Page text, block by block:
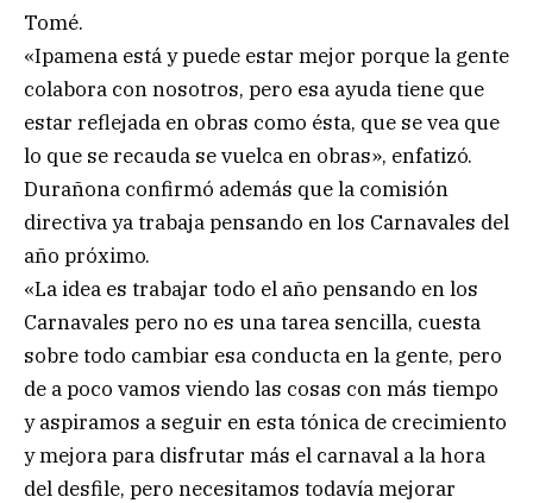
Tomé.
«Ipamena está y puede estar mejor porque la gente
colabora con nosotros, pero esa ayuda tiene que
estar reflejada en obras como ésta, que se vea que
lo que se recauda se vuelca en obras», enfatizó.
Durañona confirmó además que la comisión
directiva ya trabaja pensando en los Carnavales del
año próximo.
«La idea es trabajar todo el año pensando en los
Carnavales pero no es una tarea sencilla, cuesta
sobre todo cambiar esa conducta en la gente, pero
de a poco vamos viendo las cosas con más tiempo
y aspiramos a seguir en esta tónica de crecimiento
y mejora para disfrutar más el carnaval a la hora
del desfile, pero necesitamos todavía mejorar